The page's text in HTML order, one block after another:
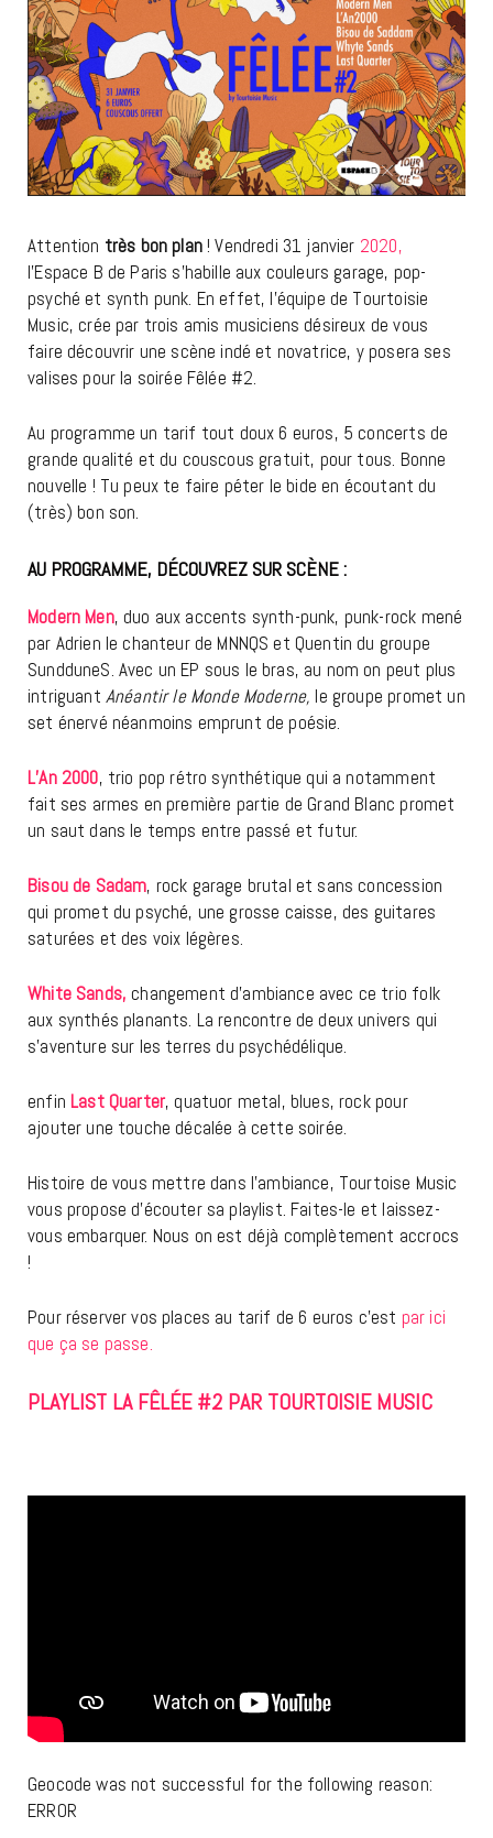
Attention très bon plan! Vendredi 31 janvier 2020,
l’Espace B de Paris s’habille aux couleurs garage, pop-
psyché et synth punk. En effet, l’équipe de Tourtoisie
Music, crée par trois amis musiciens désireux de vous
faire découvrir une scène indé et novatrice, y posera ses
valises pour la soirée Fêlée #2.
Au programme un tarif tout doux 6 euros, 5 concerts de
grande qualité et du couscous gratuit, pour tous. Bonne
nouvelle ! Tu peux te faire péter le bide en écoutant du
(très) bon son.
AU PROGRAMME, DÉCOUVREZ SUR SCÈNE :
Modern Men, duo aux accents synth-punk, punk-rock mené
par Adrien le chanteur de MNNQS et Quentin du groupe
SundduneS. Avec un EP sous le bras, au nom on peut plus
intriguant Anéantir le Monde Moderne, le groupe promet un
set énervé néanmoins emprunt de poésie.
L’An 2000, trio pop rétro synthétique qui a notamment
fait ses armes en première partie de Grand Blanc promet
un saut dans le temps entre passé et futur.
Bisou de Sadam, rock garage brutal et sans concession
qui promet du psyché, une grosse caisse, des guitares
saturées et des voix légères.
White Sands, changement d’ambiance avec ce trio folk
aux synthés planants. La rencontre de deux univers qui
s’aventure sur les terres du psychédélique.
enfin Last Quarter, quatuor metal, blues, rock pour
ajouter une touche décalée à cette soirée.
Histoire de vous mettre dans l’ambiance, Tourtoise Music
vous propose d’écouter sa playlist. Faites-le et laissez-
vous embarquer. Nous on est déjà complètement accrocs
!
Pour réserver vos places au tarif de 6 euros c’est par ici
que ça se passe.
PLAYLIST LA FÊLÉE #2 PAR TOURTOISIE MUSIC
Geocode was not successful for the following reason:
ERROR